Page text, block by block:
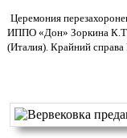
Церемония
ИППО «Дон» Зоркина К.Т.
(Италия). Крайний справа